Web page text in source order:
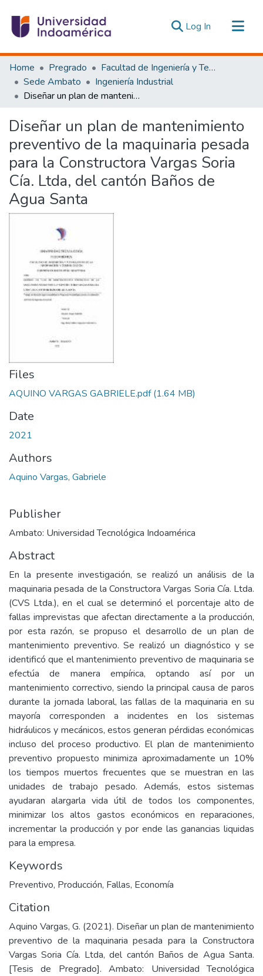
Log In (current)
Communities & Collections
All of DSpace
Statistics
Home Pregrado
Facultad de Ingeniería y Tecnologías de la Información y la Comunicación
Sede Ambato
Ingeniería Industrial
Diseñar un plan de mantenimiento preventivo de la maquinaria pesada para la Constructora Vargas Soria Cía. Ltda, del cantón Baños de Agua Santa
Diseñar un plan de mantenimiento
preventivo de la maquinaria pesada
para la Constructora Vargas Soria
Cía. Ltda, del cantón Baños de
Agua Santa
Files
AQUINO VARGAS GABRIELE.pdf(1.64 MB)
Date
2021
Authors
Aquino Vargas, Gabriele
Publisher
Ambato: Universidad Tecnológica Indoamérica
Abstract
En la presente investigación, se realizó un análisis de la
maquinaria pesada de la Constructora Vargas Soria Cía. Ltda.
(CVS Ltda.), en el cual se determinó el porcentaje alto de
fallas imprevistas que afectan directamente a la producción,
por esta razón, se propuso el desarrollo de un plan de
mantenimiento preventivo. Se realizó un diagnóstico y se
identificó que el mantenimiento preventivo de maquinaria se
efectúa de manera empírica, optando así por un
mantenimiento correctivo, siendo la principal causa de paros
durante la jornada laboral, las fallas de la maquinaria en su
mayoría corresponden a incidentes en los sistemas
hidráulicos y mecánicos, estos generan pérdidas económicas
incluso del proceso productivo. El plan de mantenimiento
preventivo propuesto minimiza aproximadamente un 10%
los tiempos muertos frecuentes que se muestran en las
unidades de trabajo pesado. Además, estos sistemas
ayudaran alargarla vida útil de todos los componentes,
minimizar los altos gastos económicos en reparaciones,
incrementar la producción y por ende las ganancias liquidas
para la empresa.
Keywords
Preventivo, Producción, Fallas, Economía
Citation
Aquino Vargas, G. (2021). Diseñar un plan de mantenimiento
preventivo de la maquinaria pesada para la Constructora
Vargas Soria Cía. Ltda, del cantón Baños de Agua Santa.
[Tesis de Pregrado]. Ambato: Universidad Tecnológica